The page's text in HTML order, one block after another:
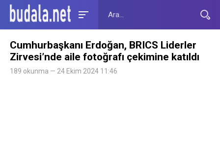
Cumhurbaşkanı Erdoğan, BRICS Liderler
Zirvesi’nde aile fotoğrafı çekimine katıldı
189 okunma — 24 Ekim 2024 11:46